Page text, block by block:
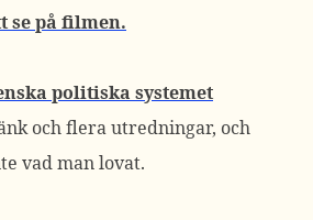
se på filmen.
politiska systemet
och flera utredningar, och
vad man lovat.